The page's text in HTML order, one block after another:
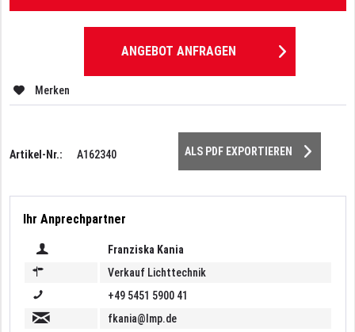
ANGEBOT ANFRAGEN
Merken
Artikel-Nr.: A162340 ALS PDF EXPORTIEREN
Ihr Anprechpartner
Franziska Kania
Verkauf Lichttechnik
+49 5451 5900 41
fkania@lmp.de